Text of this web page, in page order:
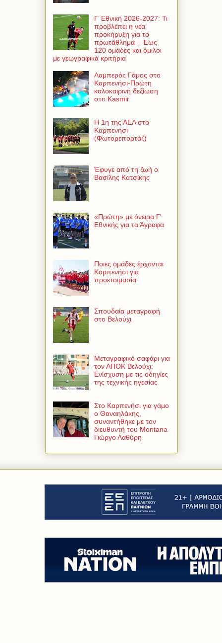
Γ’ Εθνική 2026-2027: Τι
προβλέπει η νέα
προκήρυξη για το
πρωτάθλημα – Έως
120 ομάδες και όμιλοι
με γεωγραφικά κριτήρια
Λαμπερός Γάμος στο
Καρπενήσι-Πρώτη
καλοκαιρινή δεξίωση
στο Kasmir
Η 1η της ΑΕΛ στο
Καρπενήσι
(Φωτορεπορτάζ)
Έφυγε από τη ζωή ο
Βασίλης Κατσίκης
«Πρώτη» με όνειρα Γ'
Εθνικής για τα Άγραφα
Ποιες ομάδες έρχονται
Καρπενήσι για
προετοιμασία
Σπουδαία μεταγραφή
στο Βελούχι
Μεταγραφικό σαφάρι για
τον ΑΠΟΚ Βελούχι:
Ενίσχυση με τις οδηγίες
της τεχνικής ηγεσίας
Στο Καρπενήσι για γάμο
ο Θαναηλάκης,
συναντήθηκε με τον
διευθυντή του Montana
Γιώργο Λαθύρη